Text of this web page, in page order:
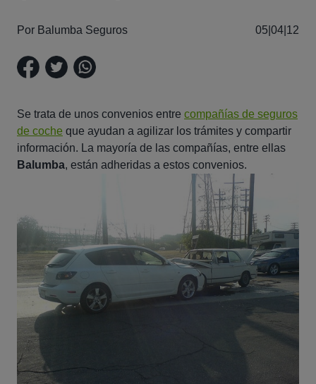
Por Balumba Seguros 05|04|12
Se trata de unos convenios entre compañías de seguros
de coche que ayudan a agilizar los trámites y compartir
información. La mayoría de las compañías, entre ellas
Balumba, están adheridas a estos convenios.